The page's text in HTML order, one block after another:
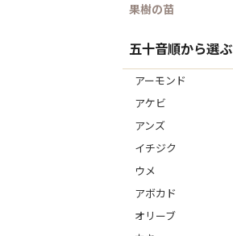
果樹の苗
五十音順から選ぶ
アーモンド
アケビ
アンズ
イチジク
ウメ
アボカド
オリーブ